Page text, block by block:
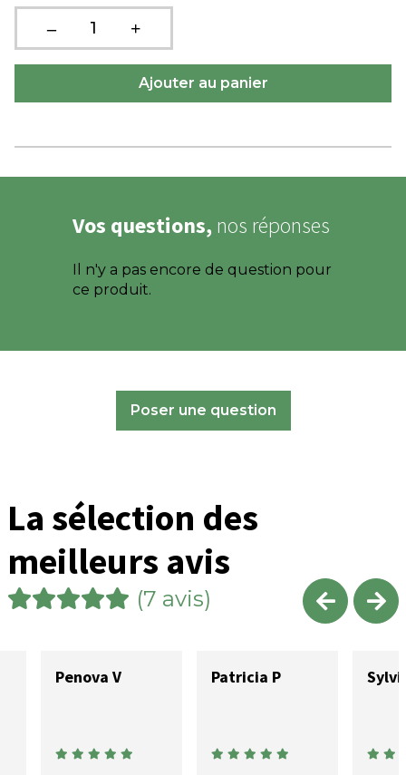
Vos questions, nos réponses
Il n'y a pas encore de question pour
ce produit.
Poser une question
La sélection des
meilleurs avis
(7 avis)
Penova V Patricia P